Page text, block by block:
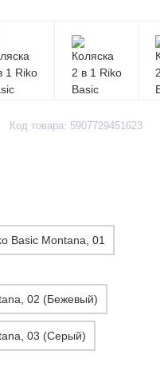
Код товара: 5907729451623